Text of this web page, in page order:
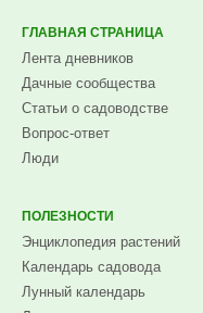
ГЛАВНАЯ СТРАНИЦА
Лента дневников
Дачные сообщества
Статьи о садоводстве
Вопрос-ответ
Люди
ПОЛЕЗНОСТИ
Энциклопедия растений
Календарь садовода
Лунный календарь